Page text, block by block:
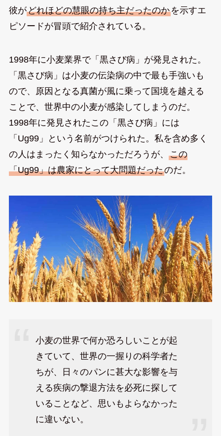
彼がどれほどの慧眼の持ち主だったのかを示すエ
ピソードが冒頭で紹介されている。
1998年に小麦業界で「黒さび病」が発見された。
「黒さび病」は小麦の伝染病の中で最も手強いも
ので、原因となる真菌が風に乗って国境を越える
ことで、世界中の小麦が感染してしまうのだ。
1998年に発見されたこの「黒さび病」には
「Ug99」という名前がつけられた。私を含め多く
の人はまったく知らなかっただろうが、 この
「Ug99」は農家にとって大問題だったのだ。
小麦の世界で何か恐ろしいことが起
きていて、世界の一握りの科学者た
ちが、日々のパンに甚大な影響を与
える疾病の撃退方法を必死に探して
いることなど、思いもよらなかった
に違いない。